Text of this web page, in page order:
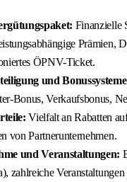
Finanzielle
Prämien,
ÖPNV-Ticket.
und
Bonus, Verkaufsbonus,
Vielfalt an Rabatten
von Partnerunternehmen.
und Veranstaltungen:
zahlreiche